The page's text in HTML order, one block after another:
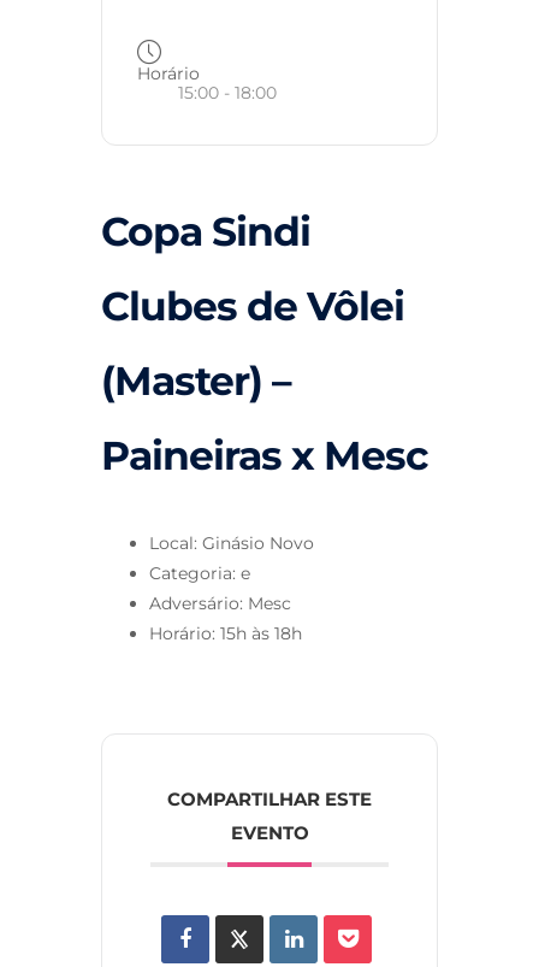
Horário
15:00 - 18:00
Copa Sindi
Clubes de Vôlei
(Master) –
Paineiras x Mesc
Local: Ginásio Novo
Categoria: e
Adversário: Mesc
Horário: 15h às 18h
COMPARTILHAR ESTE
EVENTO